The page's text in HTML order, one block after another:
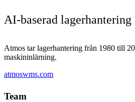
AI-baserad lagerhantering
Atmos tar lagerhantering från 1980 till
maskininlärning.
atmoswms.com
Team